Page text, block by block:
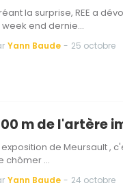
la surprise, REE a
week end dernie…
Yann Baude - 25 octobre
m de l'artère
exposition de Meursault ,
chômer …
Yann Baude - 24 octobre